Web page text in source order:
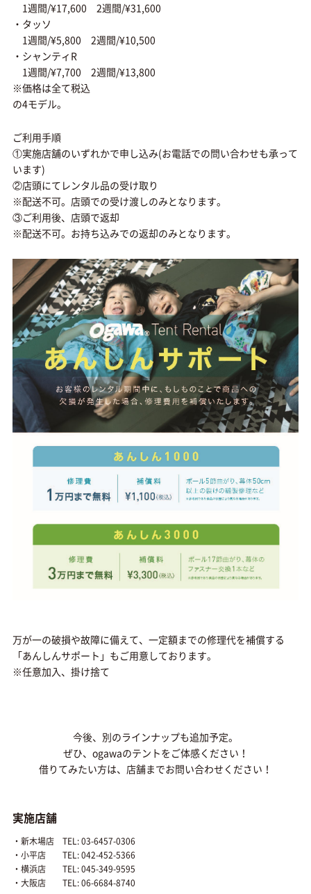
1週間/¥17,600 2週間/¥31,600
・タッソ
1週間/¥5,800 2週間/¥10,500
・シャンティR
1週間/¥7,700 2週間/¥13,800
※価格は全て税込
の4モデル。
ご利用手順
①実施店舗のいずれかで申し込み(お電話での問い合わせも承って
います)
②店頭にてレンタル品の受け取り
※配送不可。店頭での受け渡しのみとなります。
③ご利用後、店頭で返却
※配送不可。お持ち込みでの返却のみとなります。
万が一の破損や故障に備えて、一定額までの修理代を補償する
「あんしんサポート」もご用意しております。
※任意加入、掛け捨て
今後、別のラインナップも追加予定。
ぜひ、ogawaのテントをご体感ください！
借りてみたい方は、店舗までお問い合わせください！
実施店舗
・新木場店 TEL: 03-6457-0306
・小平店 TEL: 042-452-5366
・横浜店 TEL: 045-349-9595
・大阪店 TEL: 06-6684-8740